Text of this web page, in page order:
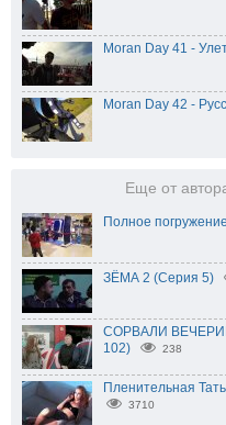
Moran Day 41 -
Moran Day 42 -
Еще от
Полное
ЗЁМА 2 (Серия 5)
СОРВАЛИ
102)
238
Пленительная
3710